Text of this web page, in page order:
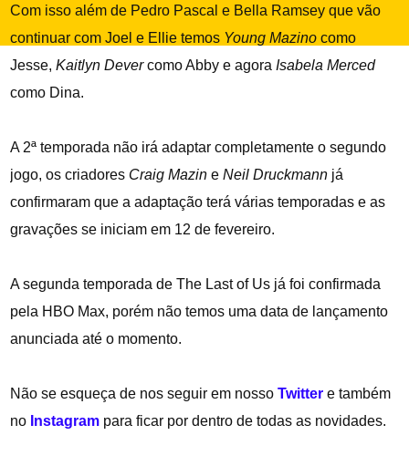
Com isso além de Pedro Pascal e Bella Ramsey que vão
continuar com Joel e Ellie temos Young Mazino como
Jesse,Kaitlyn Devercomo Abby e agora Isabela Merced
como Dina.
A 2ª temporada não irá adaptar completamente o segundo
jogo, os criadores Craig Mazin eNeil Druckmann já
confirmaram que a adaptação terá várias temporadas e as
gravações se iniciam em 12 de fevereiro.
A segunda temporada de The Last of Us já foi confirmada
pela HBO Max, porém não temos uma data de lançamento
anunciada até o momento.
Não se esqueça de nos seguir em nossoTwitter e também
no Instagram para ficar por dentro de todas as novidades.